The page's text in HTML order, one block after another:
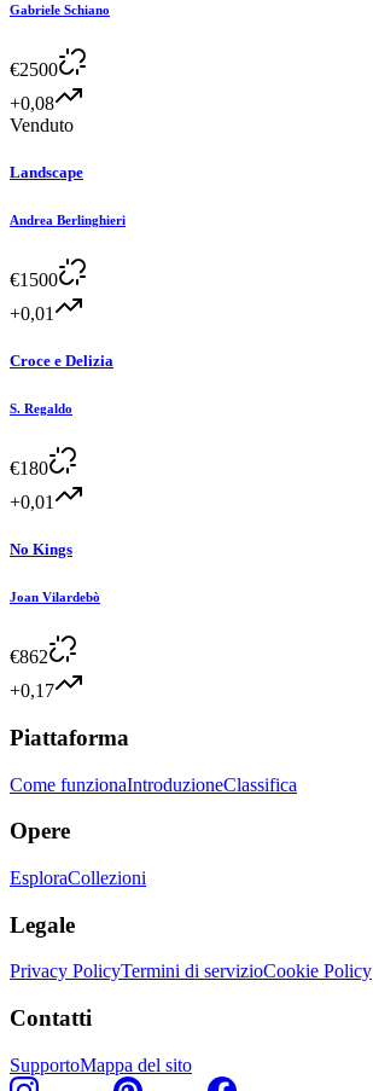
Gabriele Schiano
€2500
+0,08
Venduto
Landscape
Andrea Berlinghieri
€1500
+0,01
Croce e Delizia
S. Regaldo
€180
+0,01
No Kings
Joan Vilardebò
€862
+0,17
Piattaforma
Come funzionaIntroduzioneClassifica
Opere
EsploraCollezioni
Legale
Privacy PolicyTermini di servizioCookie Policy
Contatti
SupportoMappa del sito